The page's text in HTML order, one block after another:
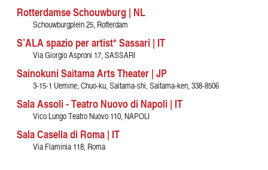
Rotterdamse Schouwburg | NL
Schouwburgplein 25, Rotterdam
S’ALA spazio per artist* Sassari | IT
Via Giorgio Asproni 17, SASSARI
Sainokuni Saitama Arts Theater | JP
3-15-1 Uemine, Chuo-ku, Saitama-shi, Saitama-ken, 338-8506
Sala Assoli - Teatro Nuovo di Napoli | IT
Vico Lungo Teatro Nuovo 110, NAPOLI
Sala Casella di Roma | IT
Via Flaminia 118, Roma